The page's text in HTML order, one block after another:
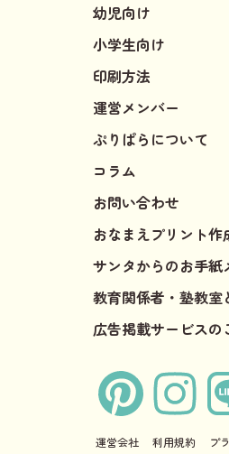
幼児向け
小学生向け
印刷方法
運営メンバー
ぷりぱらについて
コラム
お問い合わせ
おなまえプリント作
サンタからのお手紙
教育関係者・塾教室
広告掲載サービスの
運営会社 利用規約 プ